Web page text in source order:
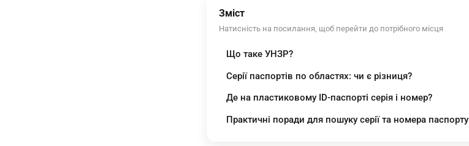
Зміст
Натисність на посилання, щоб перейти до потрібного місця
Що таке УНЗР?
Серії паспортів по областях: чи є різниця?
Де на пластиковому ID-паспорті серія і номер?
Практичні поради для пошуку серії та номера паспорту